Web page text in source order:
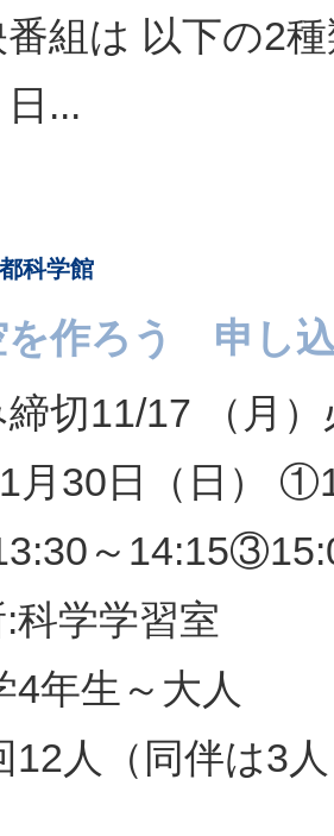
組は 以下の2
...
科学館
を作ろう 申し
切11/17 （月
月30日（日）
～
科学学習室
4年生～大人
12人（同伴は3